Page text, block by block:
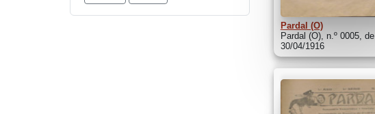
Pardal (O)
Pardal (O), n.º 0005, de
30/04/1916